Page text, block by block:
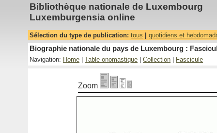
Bibliothèque nationale de Luxembourg
Luxemburgensia online
Sélection du type de publication: tous quotidiens et
Biographie nationale du pays de Luxembourg :
Navigation: Home Table onomastique Collection Fascicule
Zoom